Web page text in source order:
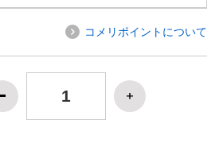
コメリポイントについて